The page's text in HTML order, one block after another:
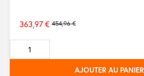
Prix
de
base
454,96 €
363,97 €
AJOUTER AU PANIER